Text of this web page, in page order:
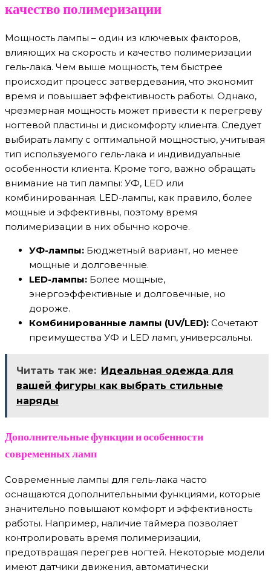
качество полимеризации
Мощность лампы – один из ключевых факторов,
влияющих на скорость и качество полимеризации
гель-лака. Чем выше мощность, тем быстрее
происходит процесс затвердевания, что экономит
время и повышает эффективность работы. Однако,
чрезмерная мощность может привести к перегреву
ногтевой пластины и дискомфорту клиента. Следует
выбирать лампу с оптимальной мощностью, учитывая
тип используемого гель-лака и индивидуальные
особенности клиента. Кроме того, важно обращать
внимание на тип лампы: УФ, LED или
комбинированная. LED-лампы, как правило, более
мощные и эффективны, поэтому время
полимеризации в них обычно короче.
УФ-лампы: Бюджетный вариант, но менее
мощные и долговечные.
LED-лампы: Более мощные,
энергоэффективные и долговечные, но
дороже.
Комбинированные лампы (UV/LED): Сочетают
преимущества УФ и LED ламп, универсальны.
Читать так же: Идеальная одежда для
вашей фигуры как выбрать стильные
наряды
Дополнительные функции и особенности
современных ламп
Современные лампы для гель-лака часто
оснащаются дополнительными функциями, которые
значительно повышают комфорт и эффективность
работы. Например, наличие таймера позволяет
контролировать время полимеризации,
предотвращая перегрев ногтей. Некоторые модели
имеют датчики движения, автоматически